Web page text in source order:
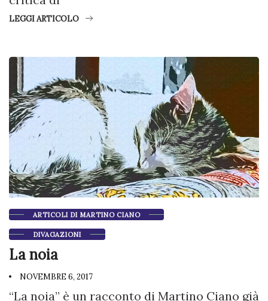
LEGGI ARTICOLO
ARTICOLI DI MARTINO CIANO
DIVAGAZIONI
La noia
NOVEMBRE 6, 2017
“La noia” è un racconto di Martino Ciano già